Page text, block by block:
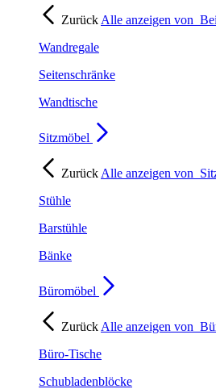
Zurück Alle anzeigen von
Wandregale
Seitenschränke
Wandtische
Sitzmöbel
Zurück Alle anzeigen von
Stühle
Barstühle
Bänke
Büromöbel
Zurück Alle anzeigen von
Büro-Tische
Schubladenblöcke